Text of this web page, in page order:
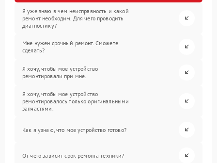
Я уже знаю в чем неисправность и какой
ремонт необходим. Для чего проводить
диагностику?
Мне нужен срочный ремонт. Сможете
сделать?
Я хочу, чтобы мое устройство
ремонтировали при мне.
Я хочу, чтобы мое устройство
ремонтировалось только оригинальными
запчастями.
Как я узнаю, что мое устройство готово?
От чего зависит срок ремонта техники?